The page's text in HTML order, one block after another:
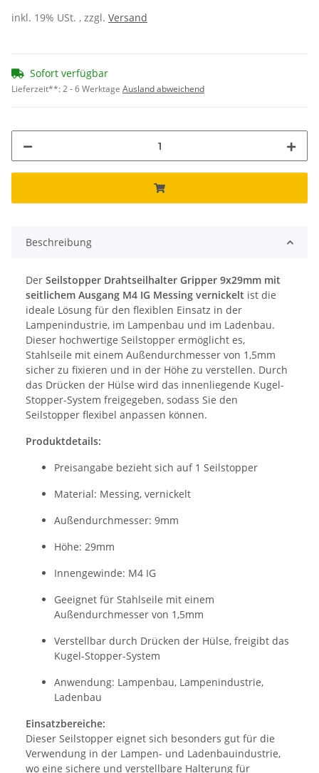
inkl. 19% USt. , zzgl. Versand
Sofort verfügbar
Lieferzeit**:2 - 6 Werktage Ausland abweichend
Beschreibung
Der Seilstopper Drahtseilhalter Gripper 9x29mm mit
seitlichem Ausgang M4 IG Messing vernickelt ist die
ideale Lösung für den flexiblen Einsatz in der
Lampenindustrie, im Lampenbau und im Ladenbau.
Dieser hochwertige Seilstopper ermöglicht es,
Stahlseile mit einem Außendurchmesser von 1,5mm
sicher zu fixieren und in der Höhe zu verstellen. Durch
das Drücken der Hülse wird das innenliegende Kugel-
Stopper-System freigegeben, sodass Sie den
Seilstopper flexibel anpassen können.
Produktdetails:
Preisangabe bezieht sich auf 1 Seilstopper
Material: Messing, vernickelt
Außendurchmesser: 9mm
Höhe: 29mm
Innengewinde: M4 IG
Geeignet für Stahlseile mit einem
Außendurchmesser von 1,5mm
Verstellbar durch Drücken der Hülse, freigibt das
Kugel-Stopper-System
Anwendung: Lampenbau, Lampenindustrie,
Ladenbau
Einsatzbereiche:
Dieser Seilstopper eignet sich besonders gut für die
Verwendung in der Lampen- und Ladenbauindustrie,
wo eine sichere und verstellbare Halterung für